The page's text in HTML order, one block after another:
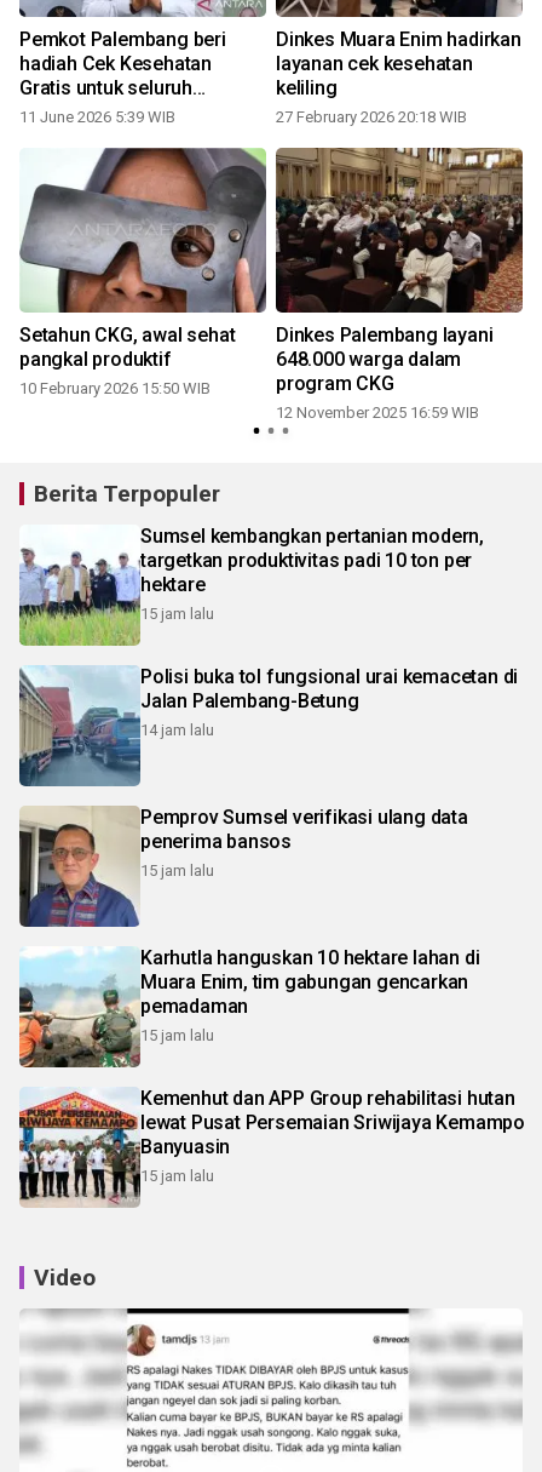
Pemkot Palembang beri
hadiah Cek Kesehatan
Gratis untuk seluruh
pegawai ASN
11 June 2026 5:39 WIB
Dinkes Muara Enim hadirkan
layanan cek kesehatan
keliling
27 February 2026 20:18 WIB
Setahun CKG, awal sehat
pangkal produktif
10 February 2026 15:50 WIB
Dinkes Palembang layani
648.000 warga dalam
program CKG
12 November 2025 16:59 WIB
Berita Terpopuler
Sumsel kembangkan pertanian modern,
targetkan produktivitas padi 10 ton per
hektare
15 jam lalu
Polisi buka tol fungsional urai kemacetan di
Jalan Palembang-Betung
14 jam lalu
Pemprov Sumsel verifikasi ulang data
penerima bansos
15 jam lalu
Karhutla hanguskan 10 hektare lahan di
Muara Enim, tim gabungan gencarkan
pemadaman
15 jam lalu
Kemenhut dan APP Group rehabilitasi hutan
lewat Pusat Persemaian Sriwijaya Kemampo
Banyuasin
15 jam lalu
Video